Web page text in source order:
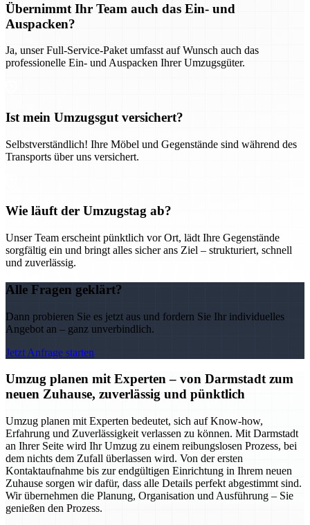
Übernimmt Ihr Team auch das Ein- und
Auspacken?
Ja, unser Full-Service-Paket umfasst auf Wunsch auch das
professionelle Ein- und Auspacken Ihrer Umzugsgüter.
Ist mein Umzugsgut versichert?
Selbstverständlich! Ihre Möbel und Gegenstände sind während des
Transports über uns versichert.
Wie läuft der Umzugstag ab?
Unser Team erscheint pünktlich vor Ort, lädt Ihre Gegenstände
sorgfältig ein und bringt alles sicher ans Ziel – strukturiert, schnell
und zuverlässig.
Alle Fragen geklärt?
Dann probieren Sie es jetzt aus und fordern Sie Ihr individuelles
Angebot an – ganz unverbindlich.
Jetzt Anfrage starten
Umzug planen mit Experten – von Darmstadt zum
neuen Zuhause, zuverlässig und pünktlich
Umzug planen mit Experten bedeutet, sich auf Know-how,
Erfahrung und Zuverlässigkeit verlassen zu können. Mit Darmstadt
an Ihrer Seite wird Ihr Umzug zu einem reibungslosen Prozess, bei
dem nichts dem Zufall überlassen wird. Von der ersten
Kontaktaufnahme bis zur endgültigen Einrichtung in Ihrem neuen
Zuhause sorgen wir dafür, dass alle Details perfekt abgestimmt sind.
Wir übernehmen die Planung, Organisation und Ausführung – Sie
genießen den Prozess.